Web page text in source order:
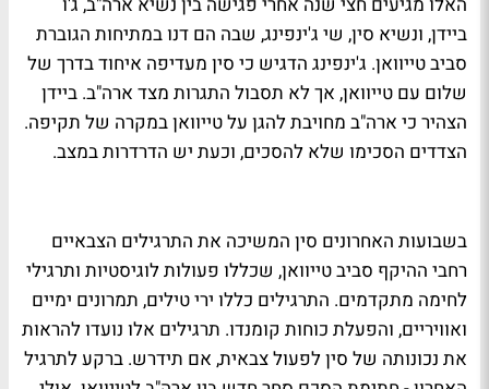
ביידן, ונשיא סין, שי ג'ינפינג, שבה הם דנו במתיחות הגוברת
סביב טייוואן. ג'ינפינג הדגיש כי סין מעדיפה איחוד בדרך של
שלום עם טייוואן, אך לא תסבול התגרות מצד ארה"ב. ביידן
הצהיר כי ארה"ב מחויבת להגן על טייוואן במקרה של תקיפה.
הצדדים הסכימו שלא להסכים, וכעת יש הדרדרות במצב.
בשבועות האחרונים סין המשיכה את התרגילים הצבאיים
רחבי ההיקף סביב טייוואן, שכללו פעולות לוגיסטיות ותרגילי
לחימה מתקדמים. התרגילים כללו ירי טילים, תמרונים ימיים
ואוויריים, והפעלת כוחות קומנדו. תרגילים אלו נועדו להראות
את נכונותה של סין לפעול צבאית, אם תידרש. ברקע לתרגיל